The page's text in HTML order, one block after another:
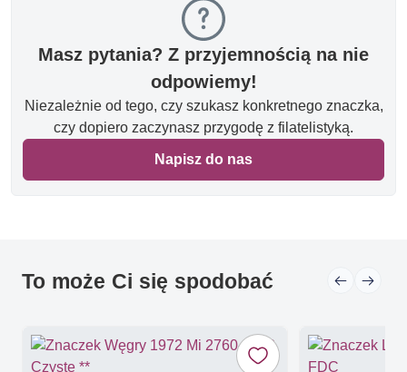
Masz pytania? Z przyjemnością na nie
odpowiemy!
Niezależnie od tego, czy szukasz konkretnego znaczka,
czy dopiero zaczynasz przygodę z filatelistyką.
Napisz do nas
To może Ci się spodobać